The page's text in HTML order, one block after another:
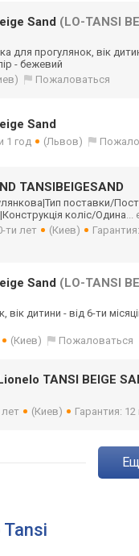
Sand (LO-TANSI
для прогулянок, вік
- бежевий
Пожаловаться
Sand
1 год (Львов)
TANSIBEIGESAND
поставки/
рукція коліс/Одина...
ти лет (Киев)
Sand (LO-TANSI
вік дитини - від 6-ти
(Киев) Пожаловаться
TANSI BEIGE
лет (Киев) Гарантия: 12